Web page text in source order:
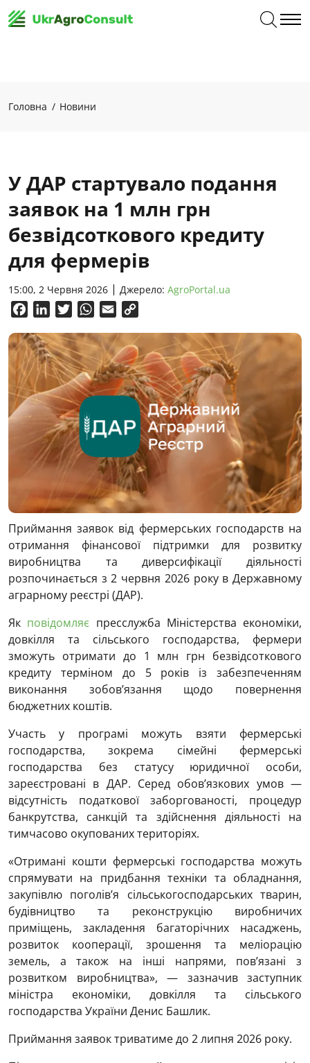
Головна Новини
У ДАР стартувало подання
заявок на 1 млн грн
безвідсоткового кредиту
для фермерів
15:00, 2 Червня 2026 Джерело: AgroPortal.ua
FacebookLinkedInTwitterWhatsApp
Email
Приймання заявок від фермерських господарств на
отримання фінансової підтримки для розвитку
виробництва та диверсифікації діяльності
розпочинається з 2 червня 2026 року в Державному
аграрному реєстрі (ДАР).
Як повідомляє пресслужба Міністерства економіки,
довкілля та сільського господарства, фермери
зможуть отримати до 1 млн грн безвідсоткового
кредиту терміном до 5 років із забезпеченням
виконання зобов’язання щодо повернення
бюджетних коштів.
Участь у програмі можуть взяти фермерські
господарства, зокрема сімейні фермерські
господарства без статусу юридичної особи,
зареєстровані в ДАР. Серед обов’язкових умов —
відсутність податкової заборгованості, процедур
банкрутства, санкцій та здійснення діяльності на
тимчасово окупованих територіях.
«Отримані кошти фермерські господарства можуть
спрямувати на придбання техніки та обладнання,
закупівлю поголів’я сільськогосподарських тварин,
будівництво та реконструкцію виробничих
приміщень, закладення багаторічних насаджень,
розвиток кооперації, зрошення та меліорацію
земель, а також на інші напрями, пов’язані з
розвитком виробництва», — зазначив заступник
міністра економіки, довкілля та сільського
господарства України Денис Башлик.
Приймання заявок триватиме до 2 липня 2026 року.